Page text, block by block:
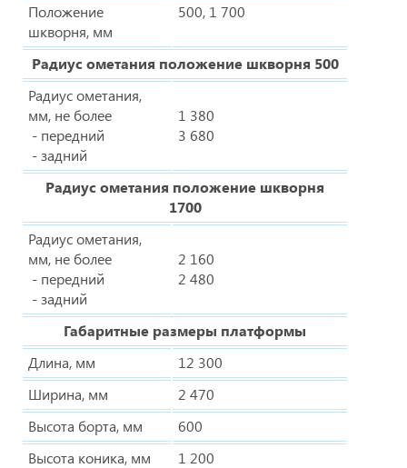
Положение
шкворня, мм
500, 1 700
Радиус ометания положение шкворня 500
Радиус ометания,
мм, не более
- передний
- задний
1 380
3 680
Радиус ометания положение шкворня
1700
Радиус ометания,
мм, не более
- передний
- задний
2 160
2 480
Габаритные размеры платформы
Длина, мм
12 300
Ширина, мм
2 470
Высота борта, мм
600
Высота коника, мм
1 200